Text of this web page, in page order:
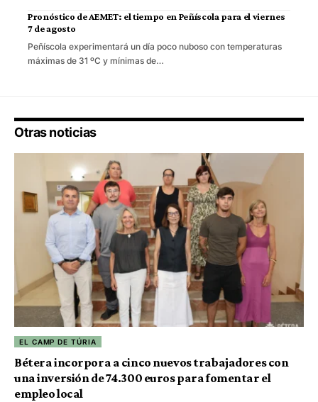
Pronóstico de AEMET: el tiempo en Peñíscola para el viernes
7 de agosto
Peñíscola experimentará un día poco nuboso con temperaturas
máximas de 31 ºC y mínimas de…
Otras noticias
EL CAMP DE TÚRIA
Bétera incorpora a cinco nuevos trabajadores con
una inversión de 74.300 euros para fomentar el
empleo local